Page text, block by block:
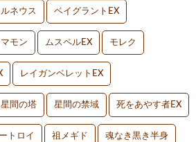
ネウス ベイグラントEX
マモン ムスペルEX モレク
レイガンベレットEX
星間の塔 星間の禁域 死をあやす者EX
トロイ 祖メギド 魂なき黒き半身